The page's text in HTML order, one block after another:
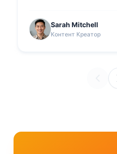
Sarah Mitchell
Контент Креатор